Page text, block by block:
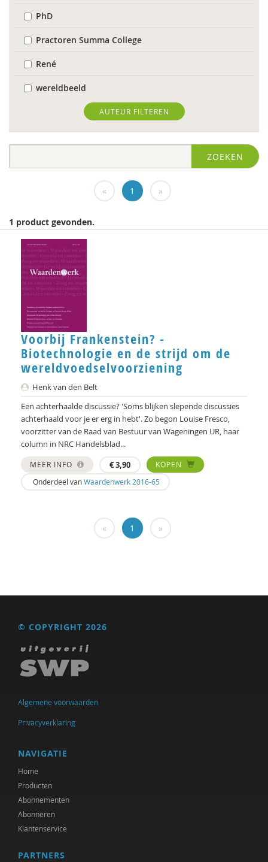
PhD
Practoren Summa College
René
wereldbeeld
World Health Organization
Edo (E.H.) Nieweg
Dr. Abdelilah Ljamai (UVH)
Tineke Abma
Frank Adloff
Marian Adriaansen
Hans Alma
Carlos Alvarez Pereira
Christa Anbeek
Daan Andriessen
Koen Arts
Jan Baars
Andries Baart
Jan-Hendrik Bakker
Vivianne Baur
Adriaan Bekman (met medewerking van Harry
Kunneman)
Elena Bendien
Deirdre Beneken genaamd Kolmer
AUTEUR FILTEREN
ZOEKEN
« 1 »
1 product gevonden.
Voorbij Frankenstein? -
Biotechnologie en de strijd om de
wereldvoedselvoorziening
Henk van den Belt
Een achterhaalde discussie? 'Soms blijken slepende discussies
achterhaald voor je er erg in hebt'. Zo begon Louise Fresco,
voorzitter van de Raad van Bestuur van Wageningen UR, haar
column in NRC Handelsblad...
MEER INFO €3,90
KOPEN
Onderdeel vanWaardenwerk 2016-65
« 1 »
© COPYRIGHT 2026
Algemene voorwaarden
Privacyverklaring
NAVIGATIE
Home
Producten
Abonnementen
Abonneren
Klantenservice
PARTNERS